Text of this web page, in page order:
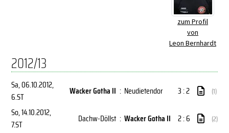
zum Profil
von
Leon Bernhardt
2012/13
Sa, 06.10.2012,
6.ST
Wacker Gotha II : Neudietendor 3 : 2 (1)
So, 14.10.2012,
7.ST
Dachw-Döllst : Wacker Gotha II 2 : 6 (2)